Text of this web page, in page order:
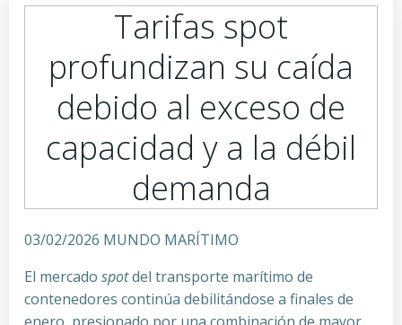
Tarifas spot
profundizan su caída
debido al exceso de
capacidad y a la débil
demanda
03/02/2026 MUNDO MARÍTIMO
El mercado spotdel transporte marítimo de
contenedores continúa debilitándose a finales de